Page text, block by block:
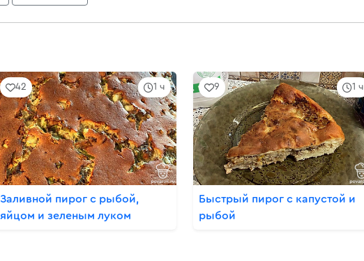
1 ч
42
Заливной пирог с рыбой,
яйцом и зеленым луком
1 ч
9
Быстрый пирог с капустой и
рыбой